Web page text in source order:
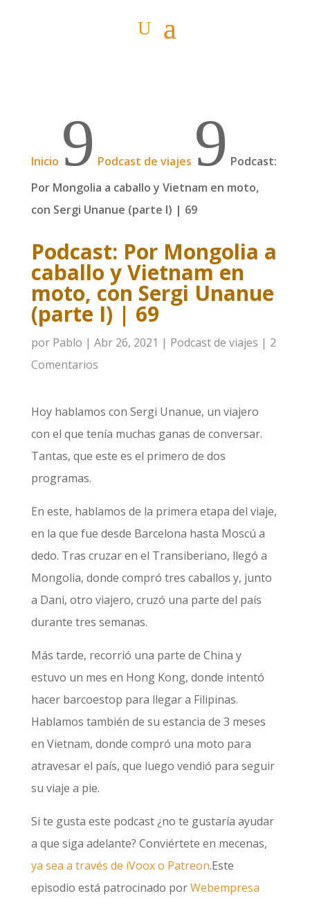
Inicio 9 Podcast de viajes 9 Podcast:
Por Mongolia a caballo y Vietnam en moto,
con Sergi Unanue (parte I) | 69
Podcast: Por Mongolia a
caballo y Vietnam en
moto, con Sergi Unanue
(parte I) | 69
por Pablo | Abr 26, 2021 | Podcast de viajes | 2
Comentarios
Hoy hablamos con Sergi Unanue, un viajero
con el que tenía muchas ganas de conversar.
Tantas, que este es el primero de dos
programas.
En este, hablamos de la primera etapa del viaje,
en la que fue desde Barcelona hasta Moscú a
dedo. Tras cruzar en el Transiberiano, llegó a
Mongolia, donde compró tres caballos y, junto
a Dani, otro viajero, cruzó una parte del país
durante tres semanas.
Más tarde, recorrió una parte de China y
estuvo un mes en Hong Kong, donde intentó
hacer barcoestop para llegar a Filipinas.
Hablamos también de su estancia de 3 meses
en Vietnam, donde compró una moto para
atravesar el país, que luego vendió para seguir
su viaje a pie.
Si te gusta este podcast ¿no te gustaría ayudar
a que siga adelante? Conviértete en mecenas,
ya sea a través de iVoox o Patreon.Este
episodio está patrocinado porWebempresa